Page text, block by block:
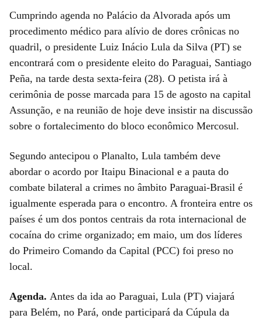
Cumprindo agenda no Palácio da Alvorada após um
procedimento médico para alívio de dores crônicas no
quadril, o presidente Luiz Inácio Lula da Silva (PT) se
encontrará com o presidente eleito do Paraguai, Santiago
Peña, na tarde desta sexta-feira (28). O petista irá à
cerimônia de posse marcada para 15 de agosto na capital
Assunção, e na reunião de hoje deve insistir na discussão
sobre o fortalecimento do bloco econômico Mercosul.
Segundo antecipou o Planalto, Lula também deve
abordar o acordo por Itaipu Binacional e a pauta do
combate bilateral a crimes no âmbito Paraguai-Brasil é
igualmente esperada para o encontro. A fronteira entre os
países é um dos pontos centrais da rota internacional de
cocaína do crime organizado; em maio, um dos líderes
do Primeiro Comando da Capital (PCC) foi preso no
local.
Agenda. Antes da ida ao Paraguai, Lula (PT) viajará
para Belém, no Pará, onde participará da Cúpula da